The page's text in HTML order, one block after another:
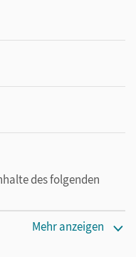
des folgenden
Mehr anzeigen